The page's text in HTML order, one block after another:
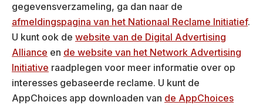
gegevensverzameling, ga dan naar de
afmeldingspagina van het Nationaal Reclame Initiatief.
U kunt ook de website van de Digital Advertising
Alliance en de website van het Network Advertising
Initiative raadplegen voor meer informatie over op
interesses gebaseerde reclame. U kunt de
AppChoices app downloaden van de AppChoices